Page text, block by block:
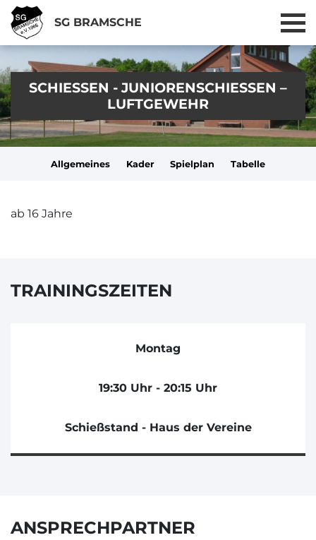
SG BRAMSCHE
SCHIESSEN - JUNIORENSCHIESSEN – LU
FTGEWEHR
Allgemeines Kader Spielplan Tabelle
ab 16 Jahre
TRAININGSZEITEN
Montag
19:30 Uhr - 20:15 Uhr
Schießstand - Haus der Vereine
ANSPRECHPARTNER